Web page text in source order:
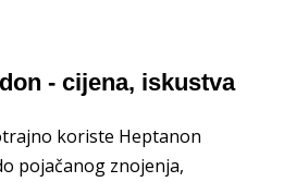
- cijena, iskustva
koriste Heptanon
pojačanog znojenja,